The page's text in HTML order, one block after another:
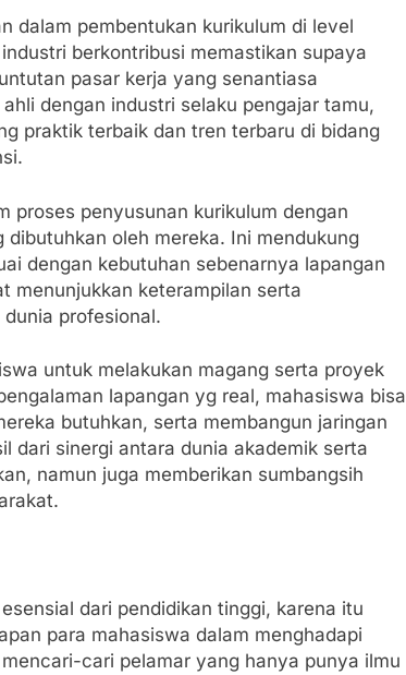
dalam pembentukan kurikulum di level
berkontribusi memastikan supaya
pasar kerja yang senantiasa
dengan industri selaku pengajar tamu,
praktik terbaik dan tren terbaru di bidang
proses penyusunan kurikulum dengan
oleh mereka. Ini mendukung
dengan kebutuhan sebenarnya lapangan
menunjukkan keterampilan serta
profesional.
untuk melakukan magang serta proyek
lapangan yg real, mahasiswa bisa
butuhkan, serta membangun jaringan
dari sinergi antara dunia akademik serta
namun juga memberikan sumbangsih
dari pendidikan tinggi, karena itu
para mahasiswa dalam menghadapi
cari pelamar yang hanya punya ilmu